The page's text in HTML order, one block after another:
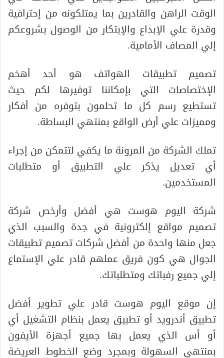
الوقت الراهن والقادرين بما يمتلكونه من إحترافية
وقدرة علي الإبداع والإبتكار من الوصول بشروعكم
إلي المصاف الأمامية.
تصميم تطبيقات الهواتف هو أحد أهخم
الإختصاصات التي بإمكاننا توفيرها لكم حيث
تستطيع رسم كل ما تحلمون بتوفره من أفكار
ومميزات علي أرض الواقع بمنتهي البساطة.
تملك الشركة من المرونة ما يكفي لتتمكن من إجراء
أي تعديل يذكر علي التطبيق أو متطلبات
المستخدمين.
شركة اليوم هوست هي أفضل وأرخص شركة
تصميم مواقع إلكترونية في جدة والسبب الذي
جعل منها واحدة من أفضل شركات تصميم تطبيقات
الجوال هي كون فريق عملهم قادر علي الإستماع
إلي جميع رفباتك ومتطلباتك.
إن موقع اليوم هوست قادر علي تطوير أفضل
تطبيق أندرويد أو تطبيق يعمل بنظام التشغيل أي
أو أس الذي يعمل بها جميع أجهزة الأيفون
بمنتهي السهولة وبمجرد وضع الخطوط العريضة